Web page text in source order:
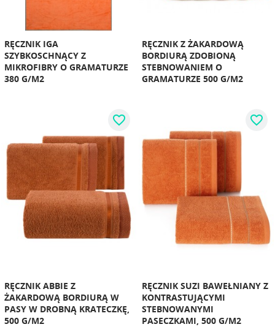
RĘCZNIK IGA
SZYBKOSCHNĄCY Z
MIKROFIBRY O GRAMATURZE
380 G/M2
RĘCZNIK Z ŻAKARDOWĄ
BORDIURĄ ZDOBIONĄ
STEBNOWANIEM O
GRAMATURZE 500 G/M2
RĘCZNIK ABBIE Z
ŻAKARDOWĄ BORDIURĄ W
PASY W DROBNĄ KRATECZKĘ,
500 G/M2
favorite_border
RĘCZNIK SUZI BAWEŁNIANY Z
KONTRASTUJĄCYMI
STEBNOWANYMI
PASECZKAMI, 500 G/M2
favorite_border